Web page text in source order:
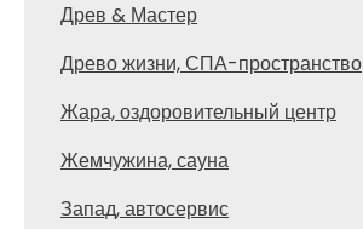
Древ & Мастер
Древо жизни, СПА-пространство
Жара, оздоровительный центр
Жемчужина, сауна
Запад, автосервис